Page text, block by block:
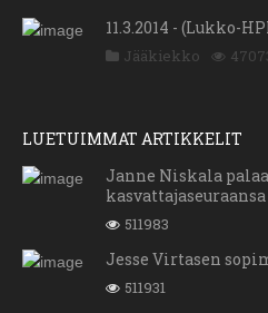
11.3.2014 - (Lukko-
Jääkiekko
LUETUIMMAT ARTIKKELIT
Janne Niskala
kasvattajaseuraansa
511983
Jesse Virtasen
511931